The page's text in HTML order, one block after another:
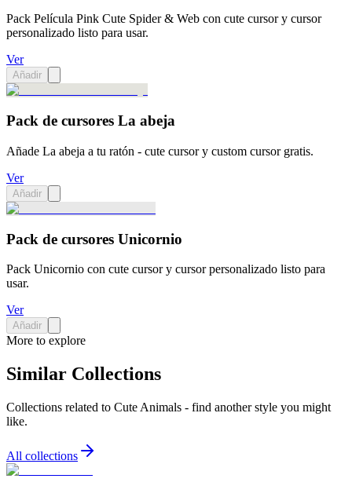
Pack Película Pink Cute Spider & Web con cute cursor y cursor
personalizado listo para usar.
Ver
Añadir
Pack de cursores La abeja
Añade La abeja a tu ratón - cute cursor y custom cursor gratis.
Ver
Añadir
Pack de cursores Unicornio
Pack Unicornio con cute cursor y cursor personalizado listo para
usar.
Ver
Añadir
More to explore
Similar Collections
Collections related to Cute Animals - find another style you might
like.
All collections